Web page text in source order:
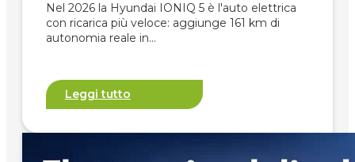
Nel 2026 la Hyundai IONIQ 5 è l'auto elettrica
con ricarica più veloce: aggiunge 161 km di
autonomia reale in…
Leggi tutto